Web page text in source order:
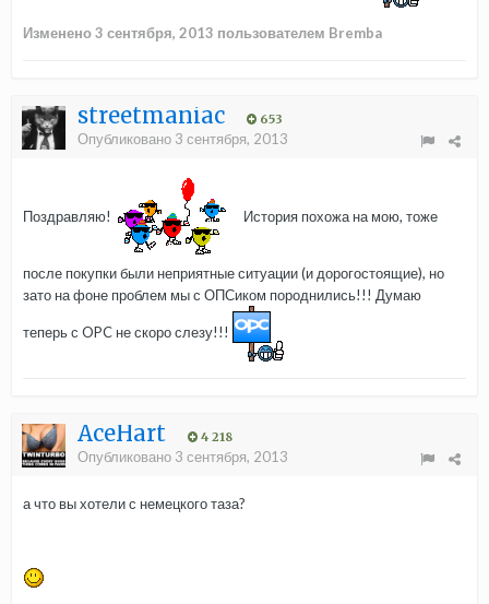
Изменено3 сентября, 2013 пользователем Bremba
streetmaniac 653
Опубликовано 3 сентября, 2013
Поздравляю! История похожа на мою, тоже
после покупки были неприятные ситуации (и дорогостоящие), но
зато на фоне проблем мы с ОПСиком породнились!!! Думаю
теперь с OPC не скоро слезу!!!
AceHart 4 218
Опубликовано 3 сентября, 2013
а что вы хотели с немецкого таза?